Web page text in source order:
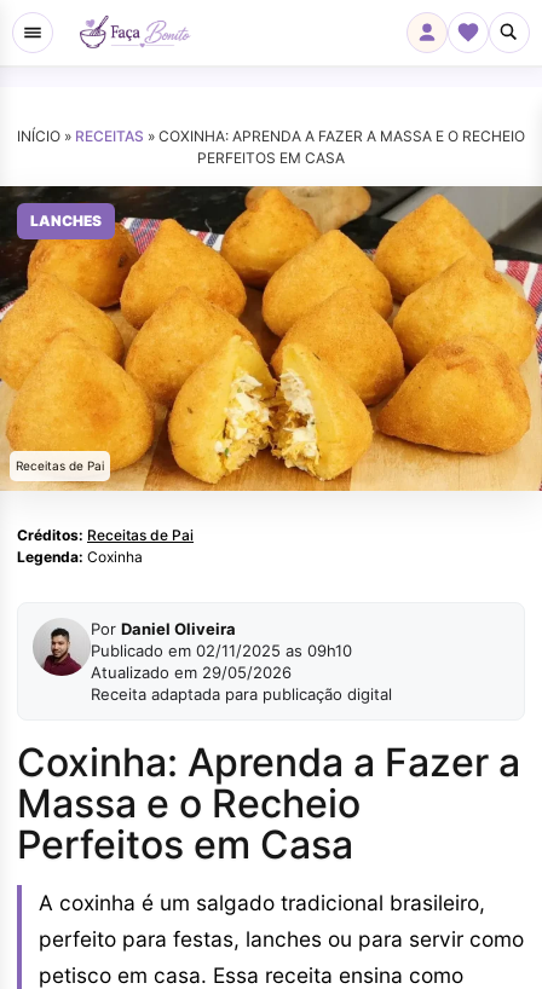
INÍCIO » RECEITAS » COXINHA: APRENDA A FAZER A MASSA E O RECHEIO
PERFEITOS EM CASA
LANCHES
Receitas de Pai
Créditos: Receitas de Pai
Legenda: Coxinha
Por Daniel Oliveira
Publicado em 02/11/2025 as 09h10
Atualizado em 29/05/2026
Receita adaptada para publicação digital
Coxinha: Aprenda a Fazer a
Massa e o Recheio
Perfeitos em Casa
A coxinha é um salgado tradicional brasileiro,
perfeito para festas, lanches ou para servir como
petisco em casa. Essa receita ensina como